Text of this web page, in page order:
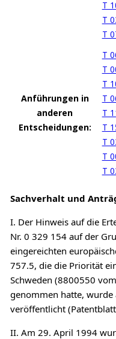
T
T
T
Anführungen in
anderen
Entscheidungen:
T
T
T
T
T
T
T
T
T
Sachverhalt und
I. Der Hinweis auf die
Nr. 0 329 154 auf der
eingereichten
757.5, die die Priorität
Schweden (8800550
genommen hatte,
veröffentlicht
II. Am 29. April 1994